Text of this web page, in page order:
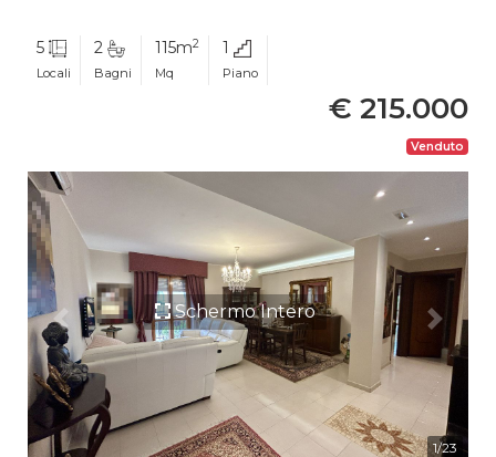
5
Locali
2
Bagni
115m2
Mq
1
Piano
€ 215.000
Venduto
Schermo Intero
1/23
Previous Next